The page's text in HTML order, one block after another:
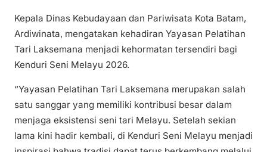
Kepala Dinas Kebudayaan dan Pariwisata Kota Batam,
Ardiwinata, mengatakan kehadiran Yayasan Pelatihan
Tari Laksemana menjadi kehormatan tersendiri bagi
Kenduri Seni Melayu 2026.
“Yayasan Pelatihan Tari Laksemana merupakan salah
satu sanggar yang memiliki kontribusi besar dalam
menjaga eksistensi seni tari Melayu. Setelah sekian
lama kini hadir kembali, di Kenduri Seni Melayu menjadi